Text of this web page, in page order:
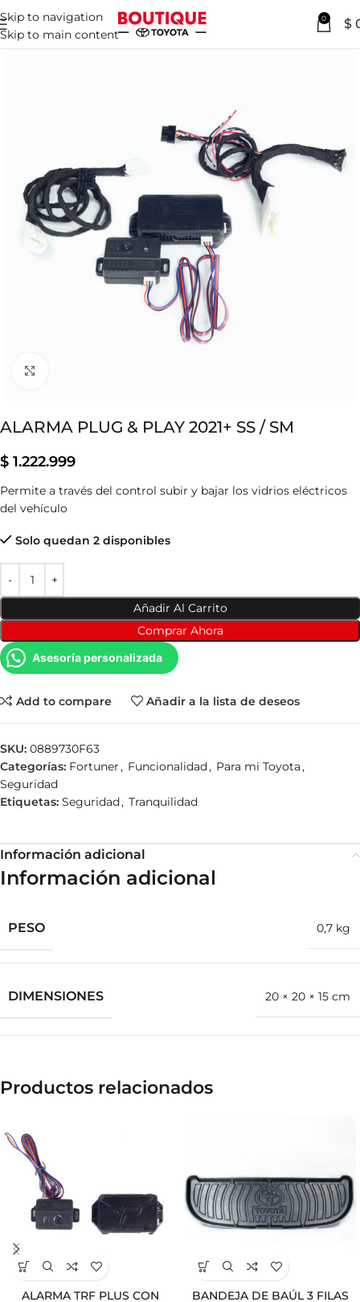
Skip to navigation
Skip to main content
0 $
ALARMA PLUG & PLAY 2021+ SS / SM
$ 1.222.999
Permite a través del control subir y bajar los vidrios eléctricos
del vehículo
Solo quedan 2 disponibles
Añadir Al Carrito
Comprar Ahora
Asesoría personalizada
Add to compare Añadir a la lista de deseos
SKU: 0889730F63
Categorías: Fortuner, Funcionalidad, Para mi Toyota,
Seguridad
Etiquetas: Seguridad, Tranquilidad
Información adicional
Información adicional
PESO 0,7 kg
DIMENSIONES 20 × 20 × 15 cm
Productos relacionados
ALARMA TRF PLUS CON
BANDEJA DE BAÚL 3 FILAS